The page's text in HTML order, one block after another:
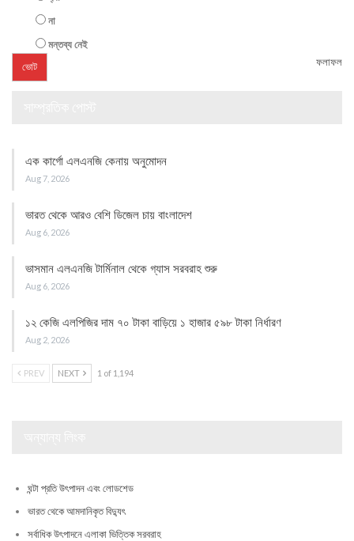
না
মন্তব্য নেই
ফলাফল
এক কার্গো এলএনজি কেনায় অনুমোদন
Aug 7, 2026
ভারত থেকে আরও বেশি ডিজেল চায় বাংলাদেশ
Aug 6, 2026
ভাসমান এলএনজি টার্মিনাল থেকে গ্যাস সরবরাহ শুরু
Aug 6, 2026
১২ কেজি এলপিজির দাম ৭০ টাকা বাড়িয়ে ১ হাজার ৫৯৮ টাকা নির্ধারণ
Aug 2, 2026
PREV NEXT 1 of 1,194
ঘন্টা প্রতি উৎপাদন এবং লোডশেড
ভারত থেকে আমদানিকৃত বিদ্যুৎ
সর্বাধিক উৎপাদনে এলাকা ভিত্তিক সরবরাহ